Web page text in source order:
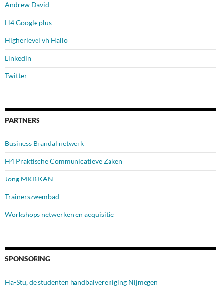
Andrew David
H4 Google plus
Higherlevel vh Hallo
Linkedin
Twitter
PARTNERS
Business Brandal netwerk
H4 Praktische Communicatieve Zaken
Jong MKB KAN
Trainerszwembad
Workshops netwerken en acquisitie
SPONSORING
Ha-Stu, de studenten handbalvereniging Nijmegen